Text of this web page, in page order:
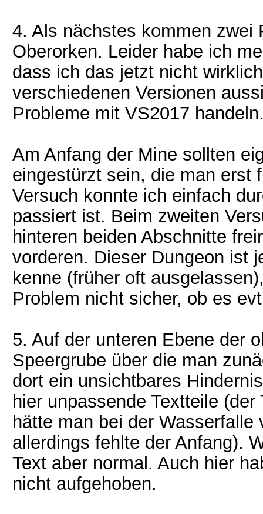
4. Als nächstes kommen zwei
Oberorken. Leider habe ich
dass ich das jetzt nicht
verschiedenen Versionen
Probleme mit VS2017
Am Anfang der Mine sollten
eingestürzt sein, die man erst
Versuch konnte ich einfach
passiert ist. Beim zweiten
hinteren beiden Abschnitte
vorderen. Dieser Dungeon ist
kenne (früher oft
Problem nicht sicher, ob es
5. Auf der unteren Ebene der
Speergrube über die man
dort ein unsichtbares
hier unpassende Textteile
hätte man bei der
allerdings fehlte der Anfang).
Text aber normal. Auch hier
nicht aufgehoben.